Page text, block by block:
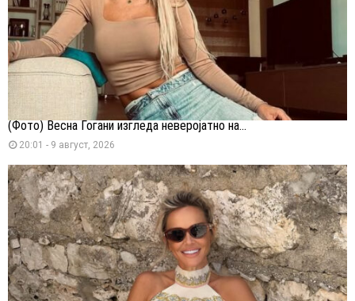
(Фото) Весна Ѓогани изгледа неверојатно на...
20:01 - 9 август, 2026